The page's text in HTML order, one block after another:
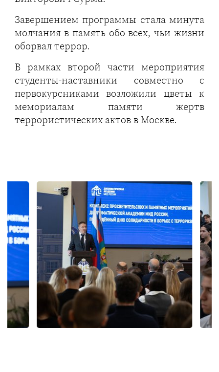
Завершением программы стала минута
молчания в память обо всех, чьи жизни
оборвал террор.
В рамках второй части мероприятия
студенты-наставники совместно с
первокурсниками возложили цветы к
мемориалам памяти жертв
террористических актов в Москве.